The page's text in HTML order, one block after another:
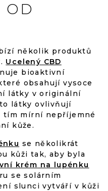
OD
několik produktů
Ucelený CBD
bioaktivní
obsahují vysoce
látky v originální
látky ovlivňují
tím mírní nepříjemné
kůže.
se několikrát
kůži tak, aby byla
krém na lupénku
se solárním
slunci vytváří v kůži